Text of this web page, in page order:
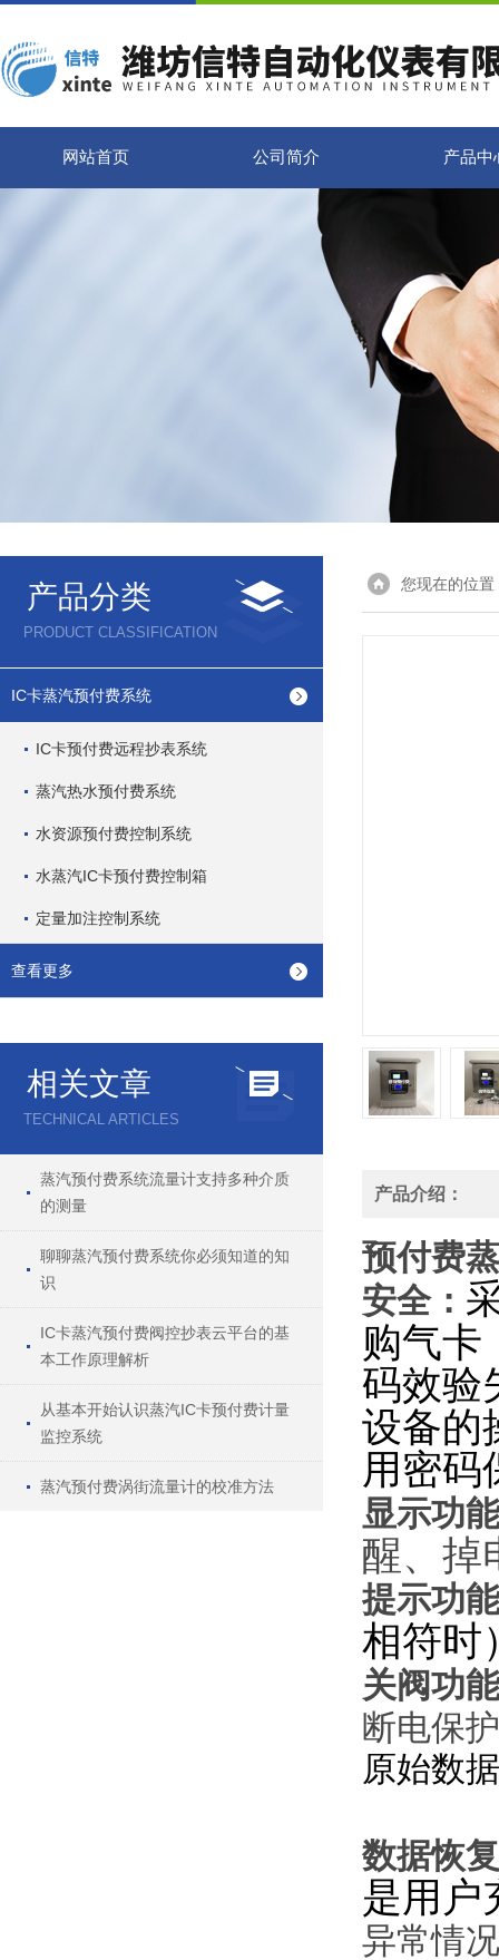
网站首页 公司简介 产品中
产品分类
PRODUCT CLASSIFICATION
IC卡蒸汽预付费系统
IC卡预付费远程抄表系统
蒸汽热水预付费系统
水资源预付费控制系统
水蒸汽IC卡预付费控制箱
定量加注控制系统
查看更多
相关文章
TECHNICAL ARTICLES
蒸汽预付费系统流量计支持多种介质
的测量
聊聊蒸汽预付费系统你必须知道的知
识
IC卡蒸汽预付费阀控抄表云平台的基
本工作原理解析
从基本开始认识蒸汽IC卡预付费计量
监控系统
蒸汽预付费涡街流量计的校准方法
您现在的位置
产品介绍：
预付费
安全：
购气卡
码效验
设备的
用密码
显示功能
醒、掉
提示功
相符时
关阀功
断电保
原始数
数据恢
是用户
异常情